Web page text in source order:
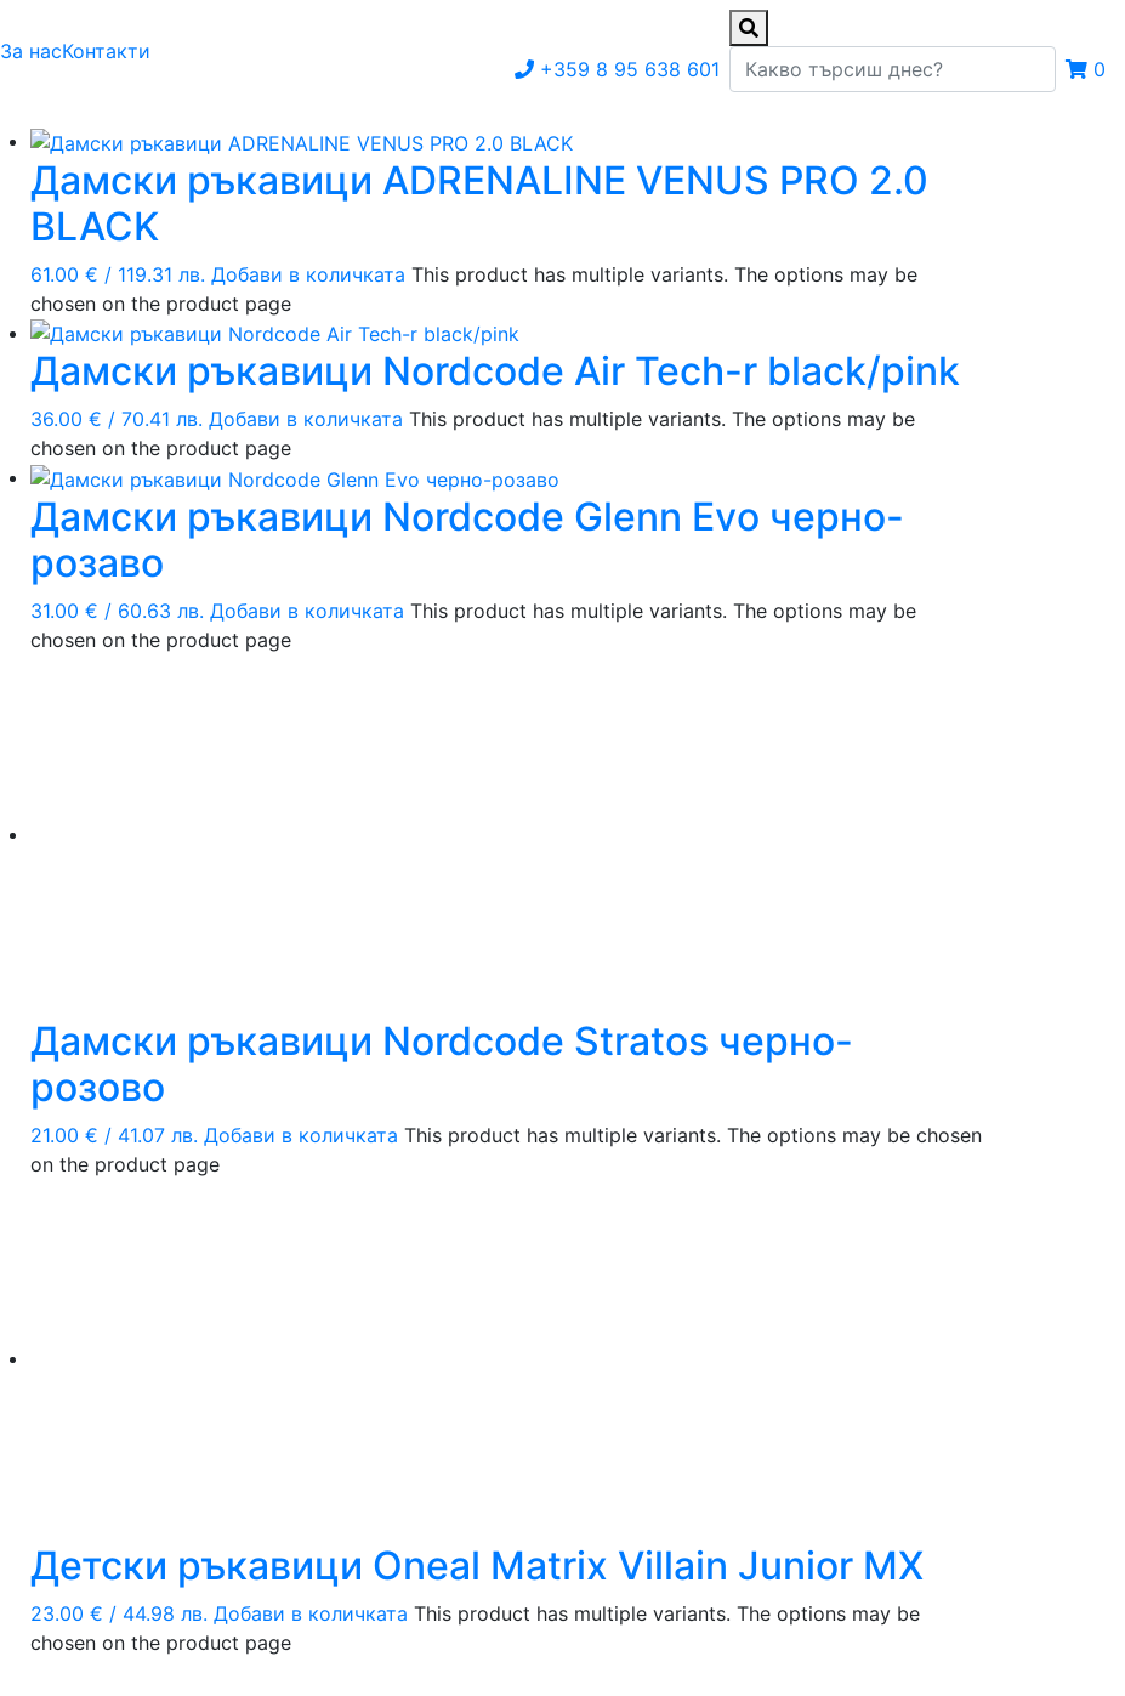
За насКонтакти
+359 8 95 638 601 0
Дамски ръкавици ADRENALINE VENUS PRO 2.0
BLACK
61.00 € / 119.31 лв. Добави в количката This product has multiple variants. The options may be
chosen on the product page
Дамски ръкавици Nordcode Air Tech-r black/pink
36.00 € / 70.41 лв. Добави в количката This product has multiple variants. The options may be
chosen on the product page
Дамски ръкавици Nordcode Glenn Evо черно-
розаво
31.00 € / 60.63 лв. Добави в количката This product has multiple variants. The options may be
chosen on the product page
Дамски ръкавици Nordcode Stratos черно-
розово
21.00 € / 41.07 лв. Добави в количката This product has multiple variants. The options may be chosen
on the product page
Детски ръкавици Oneal Matrix Villain Junior MX
23.00 € / 44.98 лв. Добави в количката This product has multiple variants. The options may be
chosen on the product page